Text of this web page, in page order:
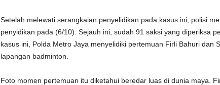
Setelah melewati serangkaian penyelidikan pada kasus ini, polisi
penyidikan pada (6/10). Sejauh ini, sudah 91 saksi yang diperiksa
kasus ini, Polda Metro Jaya menyelidiki pertemuan Firli Bahuri dan
lapangan badminton.
Foto momen pertemuan itu diketahui beredar luas di dunia maya.